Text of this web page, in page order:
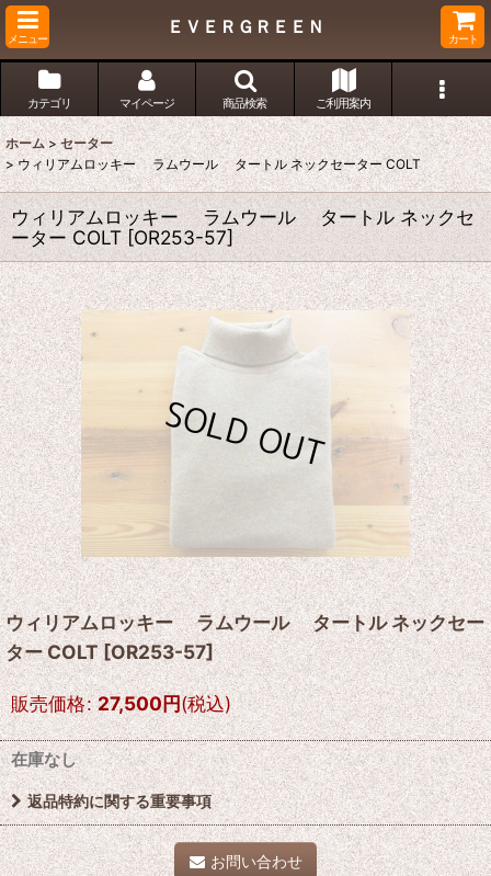
メニュー
ＥＶＥＲＧＲＥＥＮ
カート
カテゴリ マイページ 商品検索 ご利用案内
ホーム > セーター
> ウィリアムロッキー ラムウール タートル ネックセーター COLT
ウィリアムロッキー ラムウール タートル ネックセ
ーター COLT [OR253-57]
ウィリアムロッキー ラムウール タートル ネックセー
ター COLT[OR253-57]
販売価格: 27,500円(税込)
在庫なし
返品特約に関する重要事項
お問い合わせ